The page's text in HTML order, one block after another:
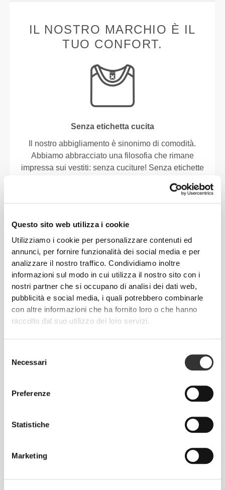
Questo sito web utilizza i cookie
Utilizziamo i cookie per personalizzare contenuti ed
annunci, per fornire funzionalità dei social media e per
analizzare il nostro traffico. Condividiamo inoltre
informazioni sul modo in cui utilizza il nostro sito con i
nostri partner che si occupano di analisi dei dati web,
pubblicità e social media, i quali potrebbero combinarle
con altre informazioni che ha fornito loro o che hanno
raccolto dal suo utilizzo dei loro servizi.
delNecessari
Preferenze
Statistiche
Marketing
IL NOSTRO MARCHIO È IL
TUO CONFORT.
Senza etichetta cucita
Il nostro abbigliamento è sinonimo di comodità.
Abbiamo abbracciato una filosofia che rimane
impressa sui vestiti: senza cuciture! Senza etichette
piacere, perché non causano irritazioni alla pelle.
CONSIGLI PER LE TAGLIE
Questo articolo
Aderente
La vestibilità aderente mette in mostra la